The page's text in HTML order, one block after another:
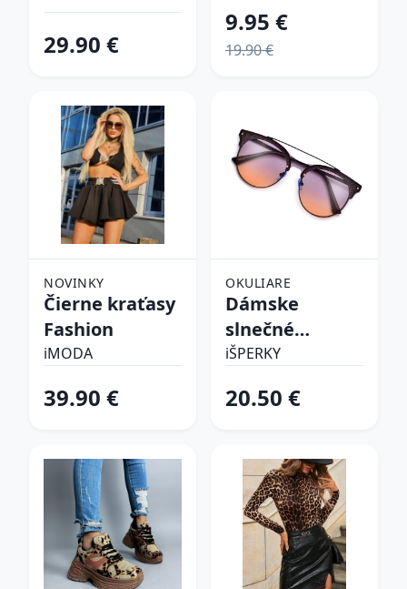
29.90 €
9.95 €
19.90 €
NOVINKY
Čierne kraťasy
Fashion
iMODA
39.90 €
OKULIARE
Dámske
slnečné
okuliare
iŠPERKY
20.50 €